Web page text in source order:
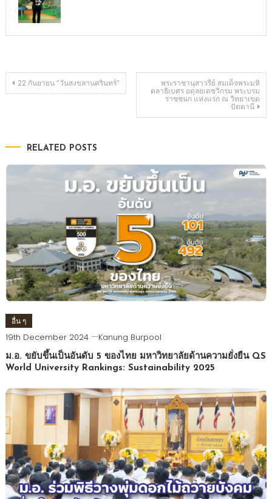
Post
22 กันยายน “วันสงขลานครินทร์” พระราชานุสาวรีย์ สมเด็จพระมหิ
ตลาธิเบศร อดุลยเดชวิกรม พระบรม
ราชชนก แห่งแรก ณ วิทยาเขต
ปัตตานี
RELATED POSTS
อื่น ๆ
19th December 2024 Kanung Burpool
ม.อ. ขยับขึ้นเป็นอันดับ 5 ของไทย มหาวิทยาลัยด้านความยั่งยืน QS
World University Rankings: Sustainability 2025